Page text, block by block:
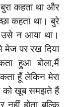
कहता था और
कहता था। बुरे
उसे न आया था।
पर रख दिया
हुआ बोला,मैं
हूँ लेकिन मेरा
को खूब समझते हैं
होता बल्कि